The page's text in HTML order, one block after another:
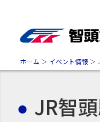
ホーム ＞ イベント情報 ＞
JR智